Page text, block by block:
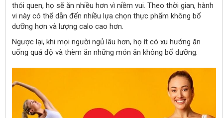
thói quen, họ sẽ ăn nhiều hơn vì niềm vui. Theo thời gian, hành
vi này có thể dẫn đến nhiều lựa chọn thực phẩm không bổ
dưỡng hơn và lượng calo cao hơn.
Ngược lại, khi mọi người ngủ lâu hơn, họ ít có xu hướng ăn
uống quá độ và thèm ăn những món ăn không bổ dưỡng.